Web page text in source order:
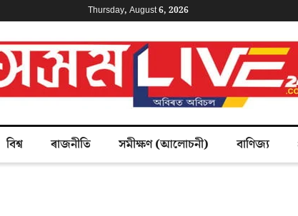
Thursday, August 6, 2026
বিশ্ব ৰাজনীতি সমীক্ষণ (আলোচনী) বাণিজ্য